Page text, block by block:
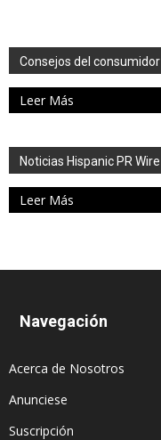
Consejos del consumidor
Leer Más
Noticias Hispanic PR Wire
Leer Más
Navegación
Acerca de Nosotros
Anunciese
Suscripción